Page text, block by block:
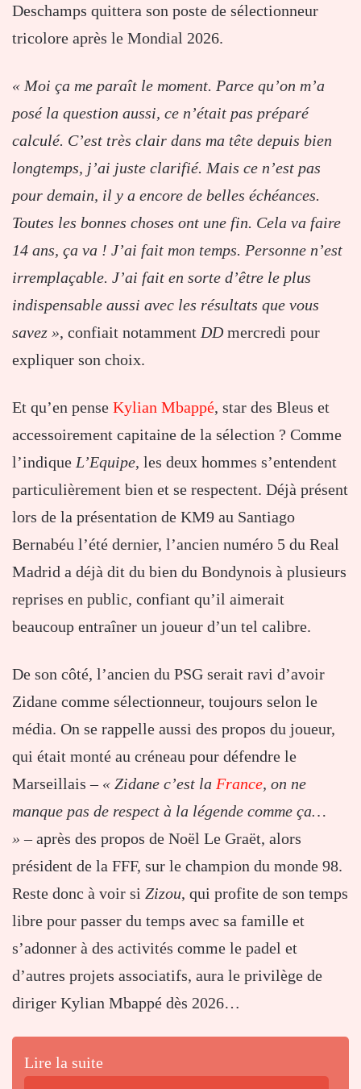
Deschamps quittera son poste de sélectionneur
tricolore après le Mondial 2026.
« Moi ça me paraît le moment. Parce qu’on m’a
posé la question aussi, ce n’était pas préparé
calculé. C’est très clair dans ma tête depuis bien
longtemps, j’ai juste clarifié. Mais ce n’est pas
pour demain, il y a encore de belles échéances.
Toutes les bonnes choses ont une fin. Cela va faire
14 ans, ça va ! J’ai fait mon temps. Personne n’est
irremplaçable. J’ai fait en sorte d’être le plus
indispensable aussi avec les résultats que vous
savez », confiait notamment DD mercredi pour
expliquer son choix.
Et qu’en pense Kylian Mbappé, star des Bleus et
accessoirement capitaine de la sélection ? Comme
l’indique L’Equipe, les deux hommes s’entendent
particulièrement bien et se respectent. Déjà présent
lors de la présentation de KM9 au Santiago
Bernabéu l’été dernier, l’ancien numéro 5 du Real
Madrid a déjà dit du bien du Bondynois à plusieurs
reprises en public, confiant qu’il aimerait
beaucoup entraîner un joueur d’un tel calibre.
De son côté, l’ancien du PSG serait ravi d’avoir
Zidane comme sélectionneur, toujours selon le
média. On se rappelle aussi des propos du joueur,
qui était monté au créneau pour défendre le
Marseillais – « Zidane c’est la France, on ne
manque pas de respect à la légende comme ça…
» – après des propos de Noël Le Graët, alors
président de la FFF, sur le champion du monde 98.
Reste donc à voir si Zizou, qui profite de son temps
libre pour passer du temps avec sa famille et
s’adonner à des activités comme le padel et
d’autres projets associatifs, aura le privilège de
diriger Kylian Mbappé dès 2026…
Lire la suite